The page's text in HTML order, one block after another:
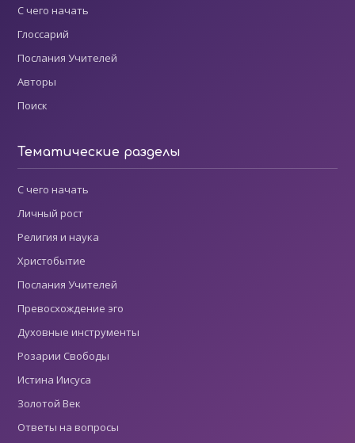
С чего начать
Глоссарий
Послания Учителей
Авторы
Поиск
Тематические разделы
С чего начать
Личный рост
Религия и наука
Христобытие
Послания Учителей
Превосхождение эго
Духовные инструменты
Розарии Свободы
Истина Иисуса
Золотой Век
Ответы на вопросы